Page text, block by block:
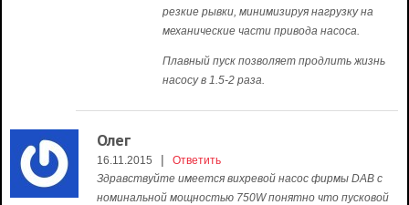
резкие рывки, минимизируя нагрузку на
механические части привода насоса.
Плавный пуск позволяет продлить жизнь
насосу в 1.5-2 раза.
Олег
16.11.2015 |
Ответить
Здравствуйте имеется вихревой насос фирмы DAB с
номинальной мощностью 750W понятно что пусковой